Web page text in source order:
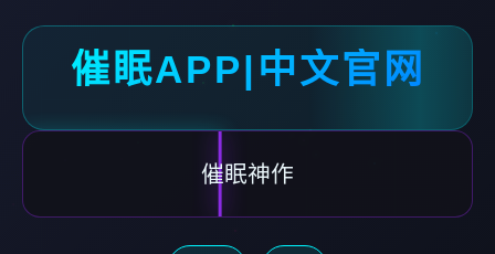
催眠APP|中文官网
催眠神作